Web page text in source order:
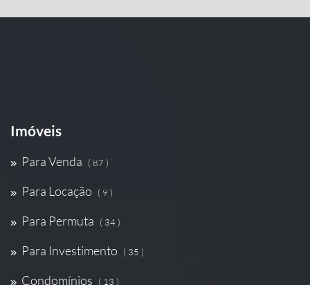
Imóveis
Para Venda ( 87 )
Para Locação ( 9 )
Para Permuta ( 34 )
Para Investimento ( 35 )
Condomínios ( 13 )